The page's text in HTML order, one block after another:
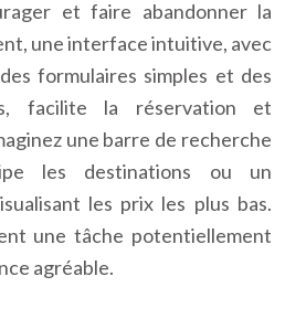
et faire abandonner la
une interface intuitive, avec
formulaires simples et des
facilite la réservation et
une barre de recherche
les destinations ou un
les prix les plus bas.
une tâche potentiellement
agréable.